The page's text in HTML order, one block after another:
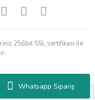
Whatsapp Sipariş
256bit SSL sertifikası ile